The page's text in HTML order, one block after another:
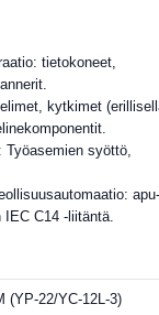
tietokoneet,
kytkimet
Työasemien syöttö,
C14 -liitäntä.
(YP-22/YC-12L-3)